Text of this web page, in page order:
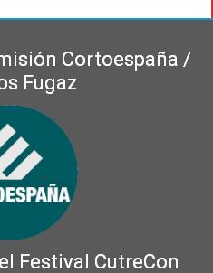
Cortoespaña /
Fugaz
Festival CutreCon